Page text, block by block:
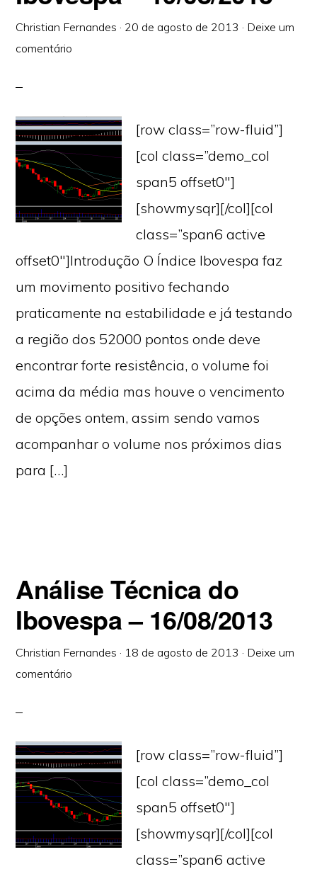
Christian Fernandes · 20 de agosto de 2013 · Deixe um
comentário
[row class=”row-fluid”]
[col class=”demo_col
span5 offset0″]
[showmysqr][/col][col
class=”span6 active
offset0″]Introdução O Índice Ibovespa faz
um movimento positivo fechando
praticamente na estabilidade e já testando
a região dos 52000 pontos onde deve
encontrar forte resistência, o volume foi
acima da média mas houve o vencimento
de opções ontem, assim sendo vamos
acompanhar o volume nos próximos dias
para […]
Análise Técnica do
Ibovespa – 16/08/2013
Christian Fernandes · 18 de agosto de 2013 · Deixe um
comentário
[row class=”row-fluid”]
[col class=”demo_col
span5 offset0″]
[showmysqr][/col][col
class=”span6 active